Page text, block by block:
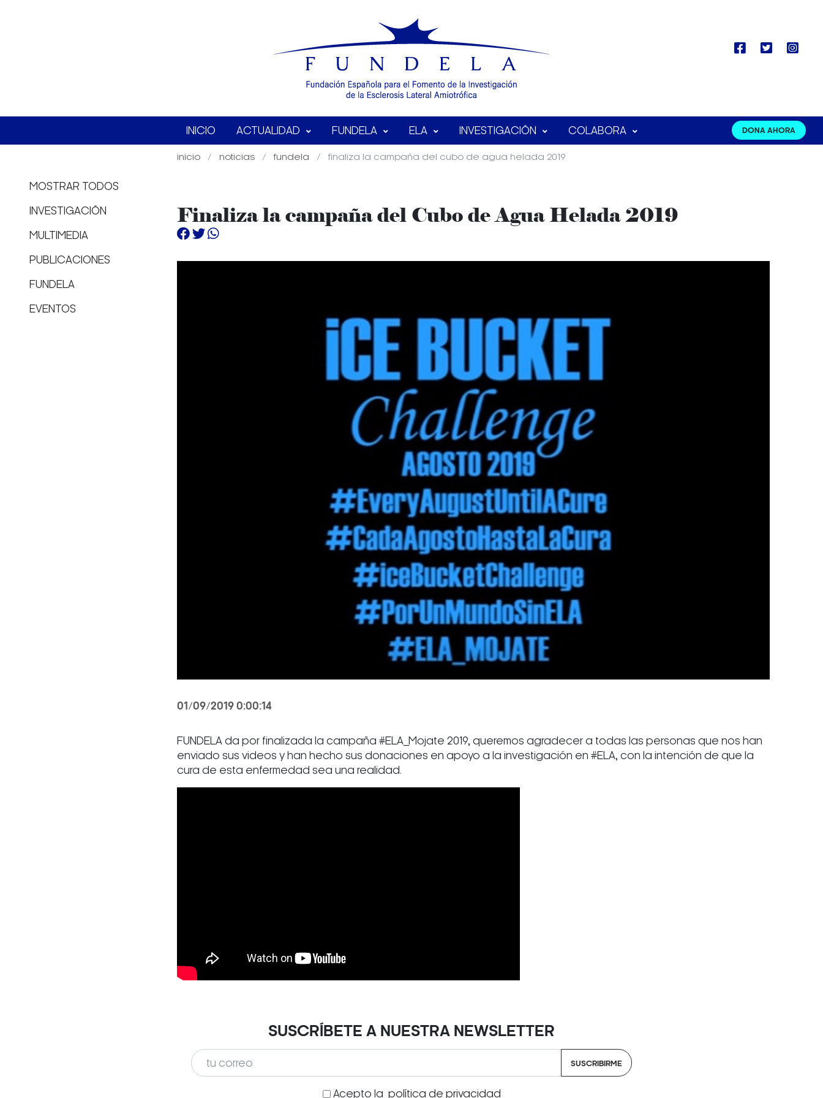
INICIO ACTUALIDAD FUNDELA ELA INVESTIGACIÓN COLABORA DONA AHORA
inicio noticias fundela finaliza la campaña del cubo de agua helada 2019
Finaliza la campaña del Cubo de Agua Helada 2019
01/09/2019 0:00:14
FUNDELA da por finalizada la campaña #ELA_Mojate 2019, queremos agradecer a todas las personas que nos han
enviado sus videos y han hecho sus donaciones en apoyo a la investigación en #ELA, con la intención de que la
cura de esta enfermedad sea una realidad.
MOSTRAR TODOS
INVESTIGACIÓN
MULTIMEDIA
PUBLICACIONES
FUNDELA
EVENTOS
SUSCRÍBETE A NUESTRA NEWSLETTER
SUSCRIBIRME
Acepto la política de privacidad